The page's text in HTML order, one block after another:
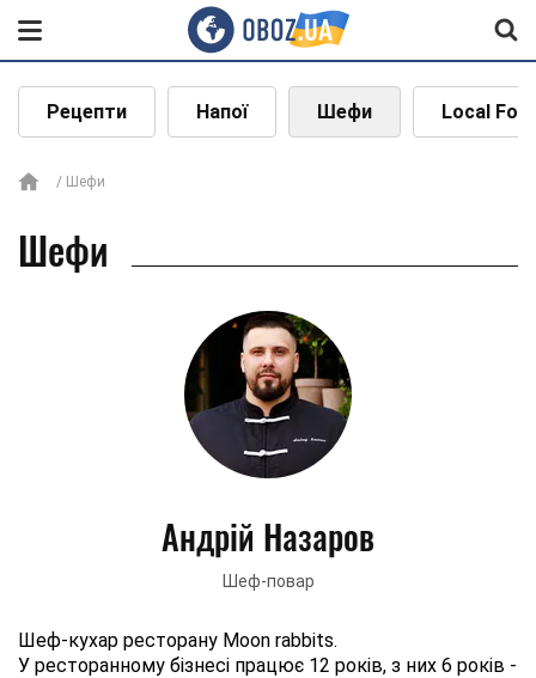
Рецепти Напої Шефи Local
Шефи
Шефи
Андрій Назаров
Шеф-повар
Шеф-кухар ресторану Moon rabbits.
У ресторанному бізнесі працює 12 років, з них 6 років -